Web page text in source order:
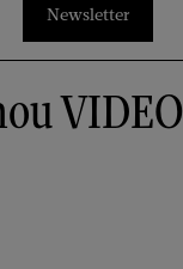
Newsletter
VIDEO